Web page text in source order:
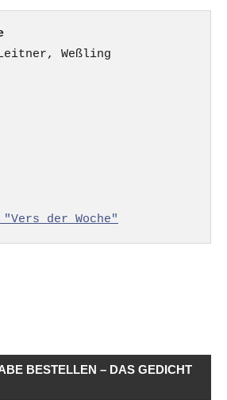
der Woche"
BESTELLEN – DAS GEDICHT